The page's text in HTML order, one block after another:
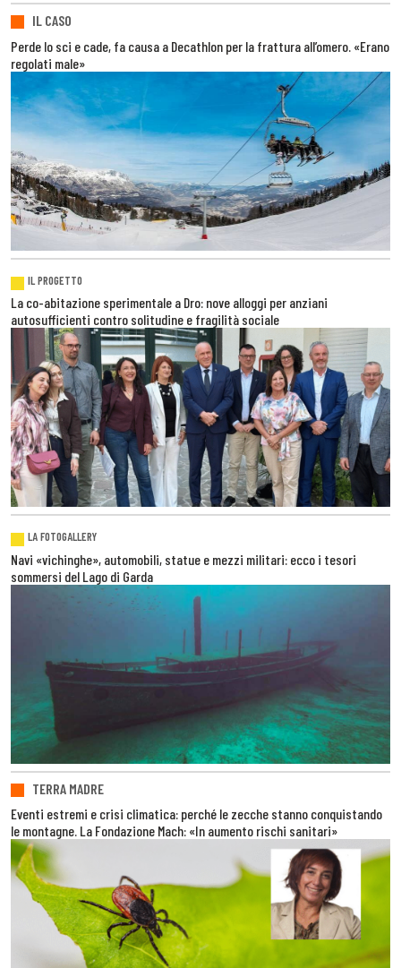
IL CASO
Perde lo sci e cade, fa causa a Decathlon per la frattura all’omero. «Erano
regolati male»
IL PROGETTO
La co-abitazione sperimentale a Dro: nove alloggi per anziani
autosufficienti contro solitudine e fragilità sociale
LA FOTOGALLERY
Navi «vichinghe», automobili, statue e mezzi militari: ecco i tesori
sommersi del Lago di Garda
TERRA MADRE
Eventi estremi e crisi climatica: perché le zecche stanno conquistando
le montagne. La Fondazione Mach: «In aumento rischi sanitari»